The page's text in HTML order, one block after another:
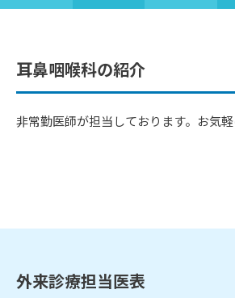
耳鼻咽喉科の紹介
非常勤医師が担当しております。お気軽
外来診療担当医表